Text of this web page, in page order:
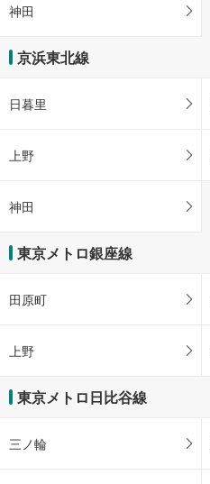
神田
京浜東北線
日暮里
上野
神田
東京メトロ銀座線
田原町
上野
東京メトロ日比谷線
三ノ輪